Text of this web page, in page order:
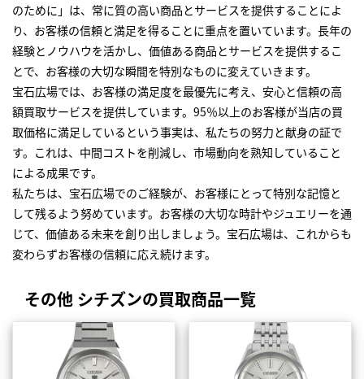
のために」は、常に質の高い商品とサービスを提供することによ
り、お客様の信頼と満足を得ることに重点を置いています。長年の
経験とノウハウを活かし、価値ある商品とサービスを提供するこ
とで、お客様の大切な瞬間を特別なものに変えていきます。
宝石広場では、お客様の満足度を最優先に考え、安心と信頼の高
額買取サービスを提供しています。95％以上のお客様が当店の買
取価格に満足しているという事実は、私たちの努力と献身の証で
す。これは、中間コストを削減し、市場動向を熟知していること
による成果です。
私たちは、宝石広場でのご経験が、お客様にとって特別な記憶と
して残るよう努めています。お客様の大切な時計やジュエリーを通
じて、価値ある未来を創り出しましょう。宝石広場は、これからも
変わらずお客様の信頼に応え続けます。
その他 シチズンの買取商品一覧